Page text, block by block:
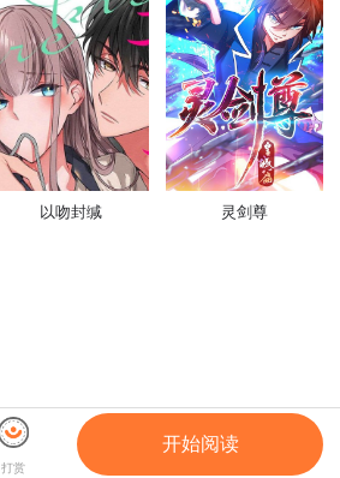
以吻封缄 灵剑尊
打赏
开始阅读